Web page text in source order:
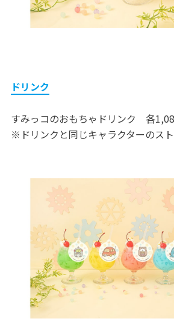
ドリンク
すみっコのおもちゃドリンク 各
※ドリンクと同じキャラクターのスト